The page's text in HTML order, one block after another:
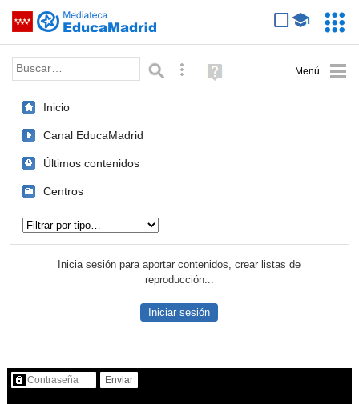
Saltar navegación
Palabra o frase: Búsqueda avanzada
Ayuda
(en
Inicio
Canal EducaMadrid
Últimos contenidos
Centros
Inicia sesión para aportar contenidos, crear listas de
reproducción...
Iniciar sesión
Contenido protegido…